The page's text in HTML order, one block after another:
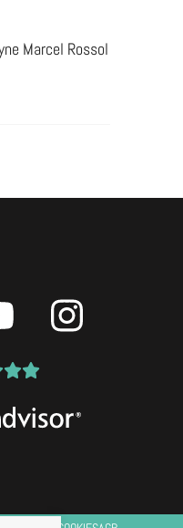
Marcel Rossol